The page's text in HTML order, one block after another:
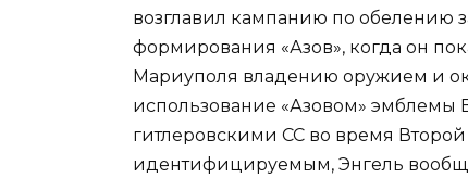
возглавил кампанию по обелению
формирования «Азов», когда он
Мариуполя владению оружием и
использование «Азовом» эмблемы
гитлеровскими СС во время
идентифицируемым, Энгель